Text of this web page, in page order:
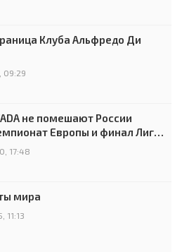
Клуба Альфредо Ди
09:29
не помешают России
Европы и финал Лиги
17:48
мира
11:13